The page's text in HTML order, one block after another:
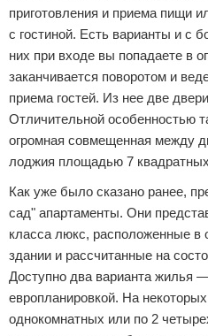
приготовления и приема пищи
с гостиной. Есть варианты и с
них при входе вы попадаете в
заканчивается поворотом и
приема гостей. Из нее две
Отличительной особенностью
огромная совмещенная между
лоджия площадью 7
Как уже было сказано ранее,
сад" апартаменты. Они
класса люкс, расположенные в
здании и рассчитанные на
Доступно два варианта жилья
европланировкой. На
однокомнатных или по 2